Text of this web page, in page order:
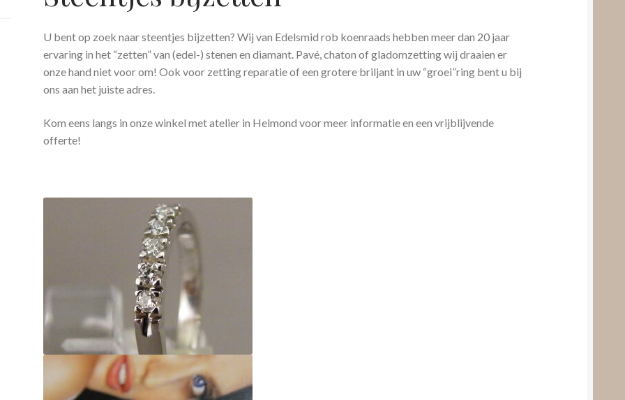
U bent op zoek naar steentjes bijzetten? Wij van Edelsmid rob koenraads hebben meer dan 20 jaar
ervaring in het “zetten” van (edel-) stenen en diamant. Pavé, chaton of gladomzetting wij draaien er
onze hand niet voor om! Ook voor zetting reparatie of een grotere briljant in uw “groei”ring bent u bij
ons aan het juiste adres.
Kom eens langs in onze winkel met atelier in Helmond voor meer informatie en een vrijblijvende
offerte!